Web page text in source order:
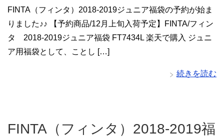
FINTA（フィンタ）2018-2019ジュニア福袋の予約が始ま
りました♪♪ 【予約商品/12月上旬入荷予定】FINTA/フィン
タ 2018-2019ジュニア福袋 FT7434L 楽天で購入 ジュニ
ア用福袋として、ことし […]
続きを読む
FINTA（フィンタ）2018-2019福